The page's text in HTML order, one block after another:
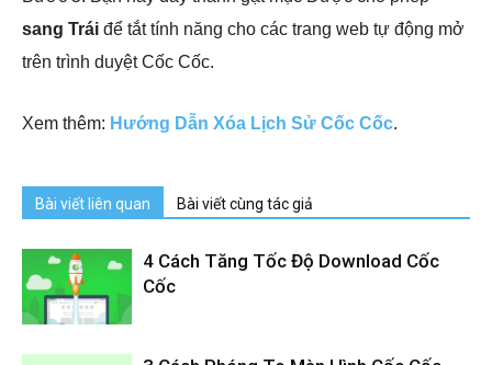
sang Trái để tắt tính năng cho các trang web tự động mở
trên trình duyệt Cốc Cốc.
Xem thêm: Hướng Dẫn Xóa Lịch Sử Cốc Cốc.
Bài viết liên quan Bài viết cùng tác giả
4 Cách Tăng Tốc Độ Download Cốc
Cốc